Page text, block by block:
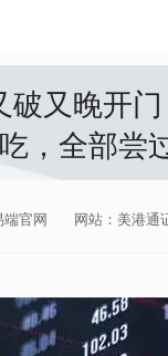
又晚开
，全部尝
官网 网站：美港通